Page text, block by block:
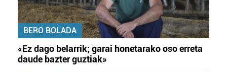
BERO BOLADA
«Ez dago belarrik; garai honetarako oso erreta
daude bazter guztiak»